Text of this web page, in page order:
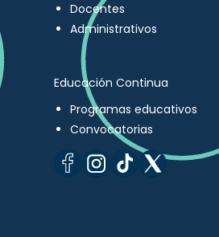
Docentes
Administrativos
Educación Continua
Programas educativos
Convocatorias